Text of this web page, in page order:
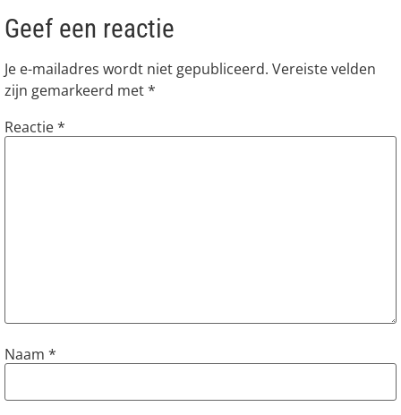
Geef een reactie
Je e-mailadres wordt niet gepubliceerd. Vereiste velden
zijn gemarkeerd met*
Reactie*
Naam *